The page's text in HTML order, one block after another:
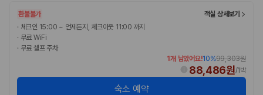
환불불가
객실 상세보기
· 체크인 15:00 ~ 언제든지, 체크아웃 11:00 까지
· 무료 WiFi
· 무료 셀프 주차
1개 남았어요!10%99,303원
88,486원/1박
숙소 예약